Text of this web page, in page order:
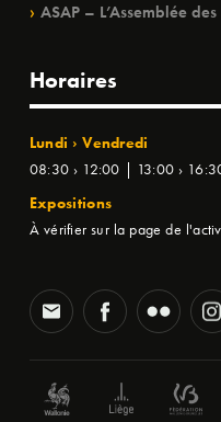
ASAP – L’Assemblée
Horaires
Lundi › Vendredi
08:30 › 12:00 | 13:00 ›
Expositions
À vérifier sur la page de